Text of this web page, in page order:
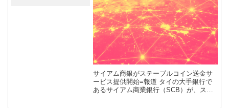
サイアム商銀がステーブルコイン送金サ
ービス提供開始=報道 タイの大手銀行で
あるサイアム商業銀行（SCB）が、ステ